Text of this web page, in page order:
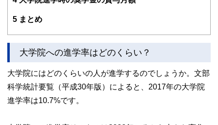
5 まとめ
大学院への進学率はどのくらい？
大学院にはどのくらいの人が進学するのでしょうか。文部
科学統計要覧（平成30年版）によると、2017年の大学院
進学率は10.7%です。